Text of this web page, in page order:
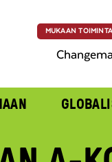
MUKAAN